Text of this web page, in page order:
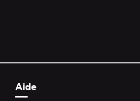
Aide